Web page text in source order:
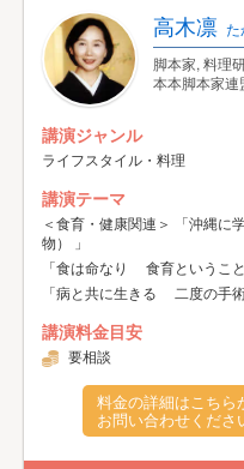
高木凛 た
脚本家, 料理
本本脚本家
講演ジャンル
ライフスタイル・料理
講演テーマ
＜食育・健康関連＞ 「沖縄
物） 」
「食は命なり 食育ということ
「病と共に生きる 二度の手
講演料金目安
要相談
料金の詳細はこちら
お問い合わせくださ